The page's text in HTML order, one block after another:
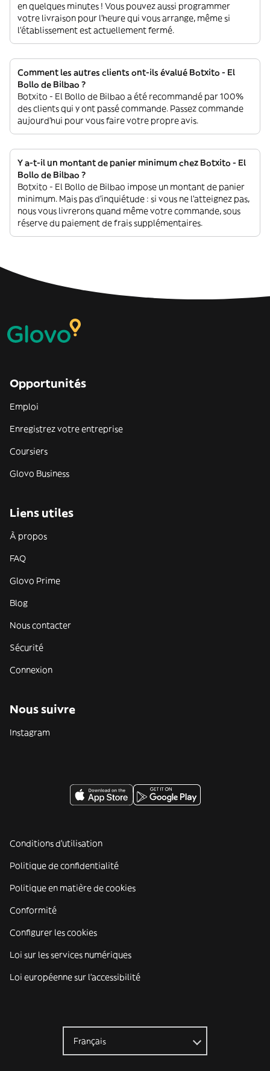
en quelques minutes ! Vous pouvez aussi programmer
votre livraison pour l'heure qui vous arrange, même si
l'établissement est actuellement fermé.
Comment les autres clients ont-ils évalué Botxito - El
Bollo de Bilbao ?
Botxito - El Bollo de Bilbao a été recommandé par 100%
des clients qui y ont passé commande. Passez commande
aujourd'hui pour vous faire votre propre avis.
Y a-t-il un montant de panier minimum chez Botxito - El
Bollo de Bilbao ?
Botxito - El Bollo de Bilbao impose un montant de panier
minimum. Mais pas d'inquiétude : si vous ne l'atteignez pas,
nous vous livrerons quand même votre commande, sous
réserve du paiement de frais supplémentaires.
Opportunités
Emploi
Enregistrez votre entreprise
Coursiers
Glovo Business
Liens utiles
À propos
FAQ
Glovo Prime
Blog
Nous contacter
Sécurité
Connexion
Nous suivre
Instagram
Conditions d'utilisation
Politique de confidentialité
Politique en matière de cookies
Conformité
Configurer les cookies
Loi sur les services numériques
Loi européenne sur l’accessibilité